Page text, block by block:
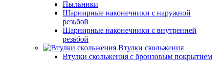
Пыльники
Шарнирные наконечники с наружной
резьбой
Шарнирные наконечники с внутренней
резьбой
Втулки скольжения
Втулки скольжения с бронзовым покрытием